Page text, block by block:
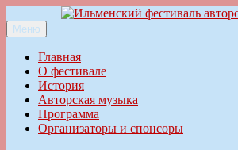
к
содержимому
Ильменский фестиваль авторской песни
Меню
Главная
О фестивале
История
Авторская музыка
Программа
Организаторы и спонсоры